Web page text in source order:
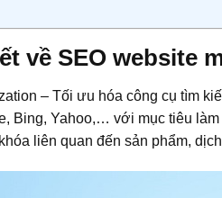
về SEO website
– Tối ưu hóa công cụ tìm
Bing, Yahoo,… với mục tiêu
liên quan đến sản phẩm,